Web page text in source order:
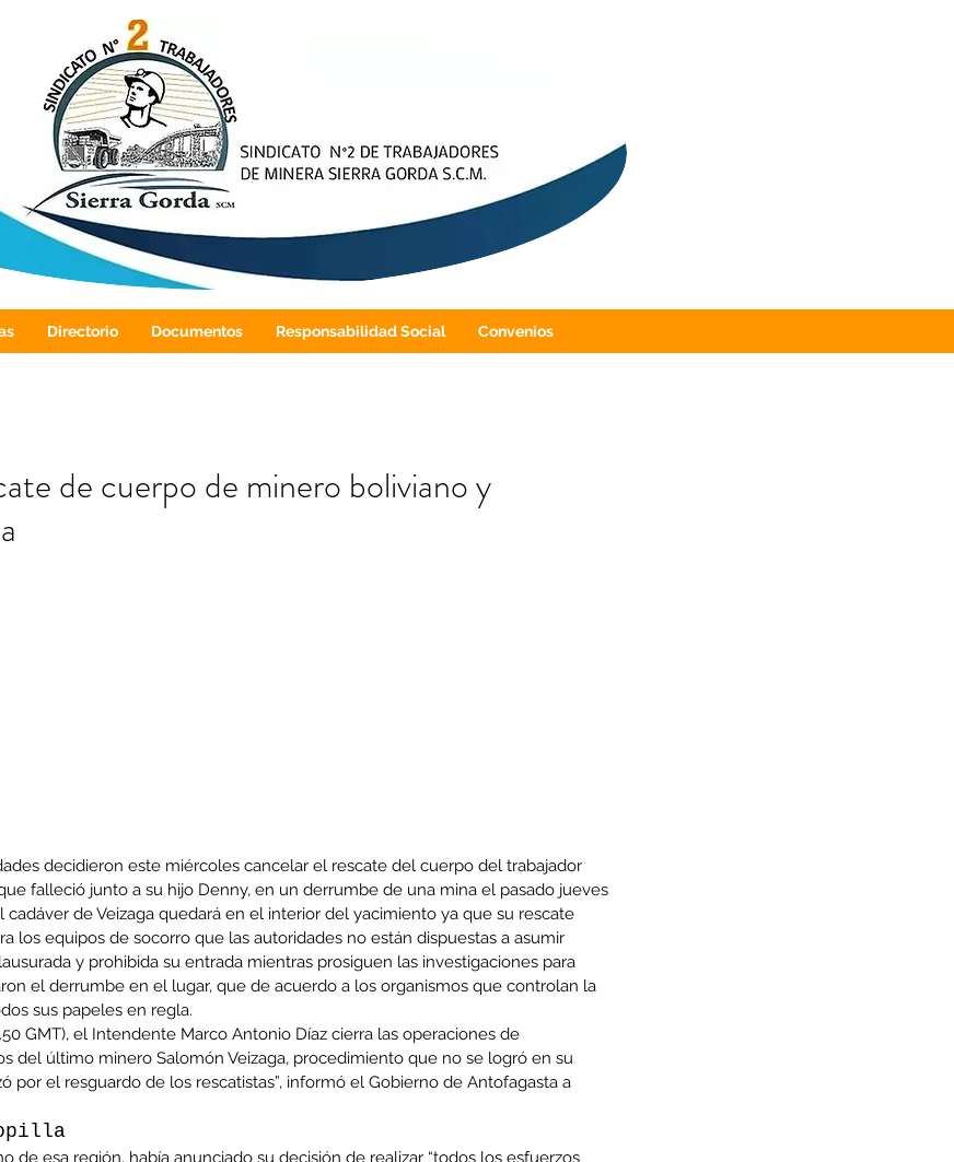
Directorio Documentos Responsabilidad Social Convenios
de cuerpo de minero boliviano y
decidieron este miércoles cancelar el rescate del cuerpo del trabajador
falleció junto a su hijo Denny, en un derrumbe de una mina el pasado jueves
cadáver de Veizaga quedará en el interior del yacimiento ya que su rescate
los equipos de socorro que las autoridades no están dispuestas a asumir
y prohibida su entrada mientras prosiguen las investigaciones para
el derrumbe en el lugar, que de acuerdo a los organismos que controlan la
sus papeles en regla.
GMT), el Intendente Marco Antonio Díaz cierra las operaciones de
del último minero Salomón Veizaga, procedimiento que no se logró en su
por el resguardo de los rescatistas”, informó el Gobierno de Antofagasta a
de esa región, había anunciado su decisión de realizar “todos los esfuerzos